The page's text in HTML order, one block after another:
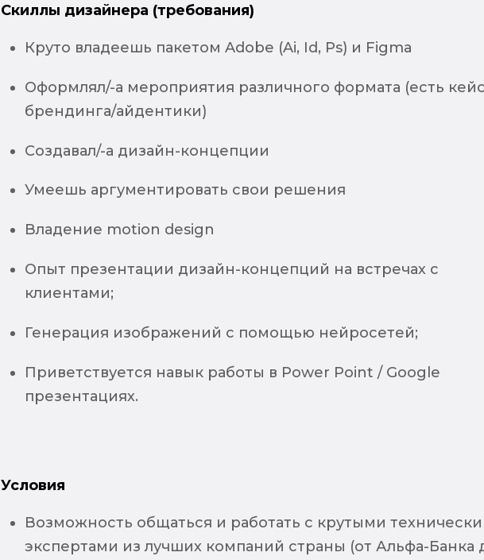
Скиллы дизайнера (требования)
Круто владеешь пакетом Adobe (Ai, Id, Ps) и Figma
Оформлял/-а мероприятия различного формата (есть
брендинга/айдентики)
Создавал/-а дизайн-концепции
Умеешь аргументировать свои решения
Владение motion design
Опыт презентации дизайн-концепций на встречах с
клиентами;
Генерация изображений с помощью нейросетей;
Приветствуется навык работы в Power Point / Google
презентациях.
Условия
Возможность общаться и работать с крутыми
экспертами из лучших компаний страны (от Альфа-Банка